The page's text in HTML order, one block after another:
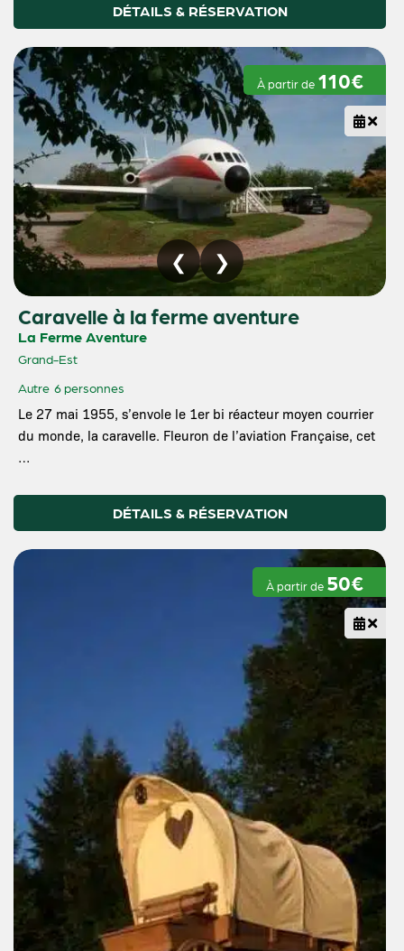
DÉTAILS & RÉSERVATION
À partir de 110€
Caravelle à la ferme aventure
La Ferme Aventure
Grand-Est
Autre 6 personnes
Le 27 mai 1955, s’envole le 1er bi réacteur moyen courrier
du monde, la caravelle. Fleuron de l’aviation Française, cet
…
DÉTAILS & RÉSERVATION
À partir de 50€